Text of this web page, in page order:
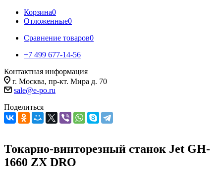
Корзина0
Отложенные0
Сравнение товаров0
+7 499 677-14-56
Контактная информация
г. Москва, пр-кт. Мира д. 70
sale@e-po.ru
Поделиться
Токарно-винторезный станок Jet GH-
1660 ZX DRO